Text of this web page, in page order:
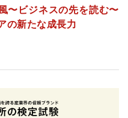
〜ビジネスの先を読む〜
の新たな成長力